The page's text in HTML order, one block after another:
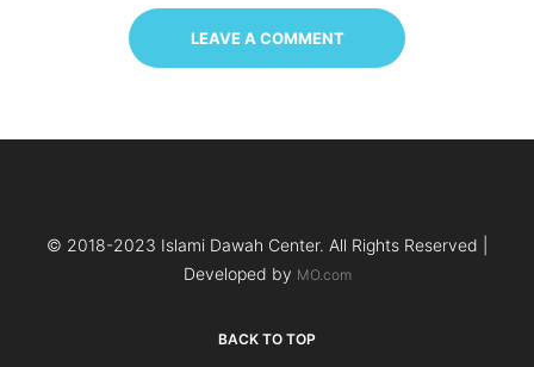
LEAVE A COMMENT
© 2018-2023 Islami Dawah Center. All Rights Reserved |
Developed by MO.com
BACK TO TOP